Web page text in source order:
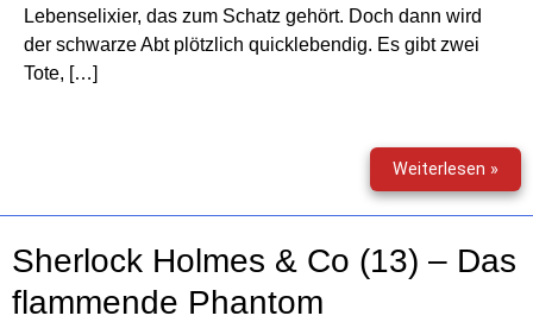
Lebenselixier, das zum Schatz gehört. Doch dann wird
der schwarze Abt plötzlich quicklebendig. Es gibt zwei
Tote, […]
Weiterlesen »Der
Abt
Sherlock Holmes & Co (13) – Das
flammende Phantom